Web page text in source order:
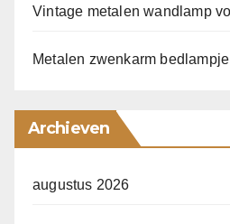
Vintage metalen wandlamp
Metalen zwenkarm
Archieven
augustus 2026